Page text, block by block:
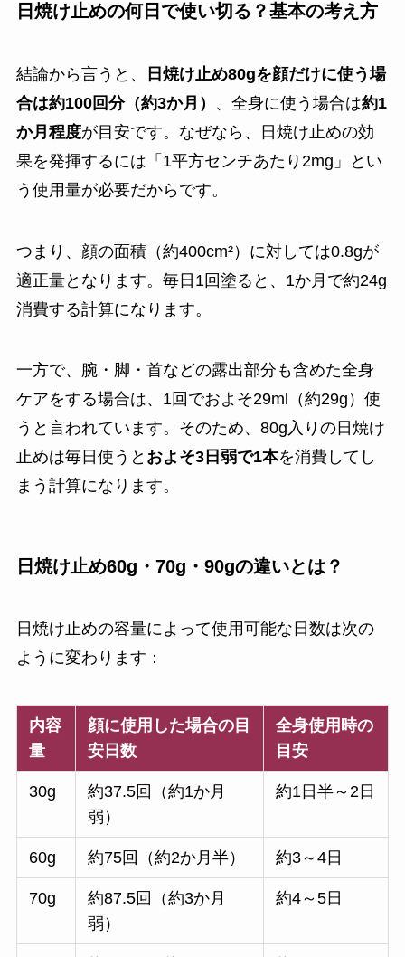
日焼け止めの何日で使い切る？基本の考え方
結論から言うと、
日焼け止め80gを顔だけに使う場
合は約100回分（約3か月）
、全身に使う場合は約1
か月程度が目安です。なぜなら、日焼け止めの効
果を発揮するには「1平方センチあたり2mg」とい
う使用量が必要だからです。
つまり、顔の面積（約400cm²）に対しては0.8gが
適正量となります。毎日1回塗ると、1か月で約24g
消費する計算になります。
一方で、腕・脚・首などの露出部分も含めた全身
ケアをする場合は、1回でおよそ29ml（約29g）使
うと言われています。そのため、80g入りの日焼け
止めは毎日使うと およそ3日弱で1本を消費してし
まう計算になります。
日焼け止め60g・70g・90gの違いとは？
日焼け止めの容量によって使用可能な日数は次の
ように変わります：
内容
量
顔に使用した場合の目
安日数
全身使用時の
目安
30g
約37.5回（約1か月
弱）
約1日半～2日
60g 約75回（約2か月半） 約3～4日
70g
約87.5回（約3か月
弱）
約4～5日